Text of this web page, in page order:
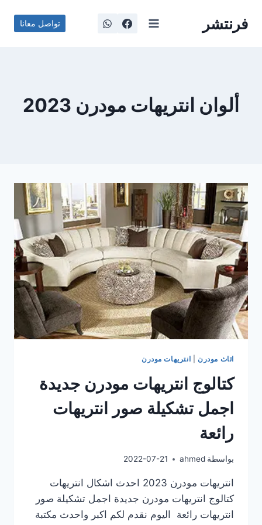
فرنتشر تواصل معانا
ألوان انتريهات مودرن 2023
اثاث مودرن| انتريهات مودرن
كتالوج انتريهات مودرن جديدة
اجمل تشكيلة صور انتريهات
رائعة
بواسطة ahmed
2022-07-21
انتريهات مودرن 2023 احدث اشكال انتريهات
كتالوج انتريهات مودرن جديدة اجمل تشكيلة صور
انتريهات رائعة اليوم نقدم لكم اكبر واحدث مكتبة